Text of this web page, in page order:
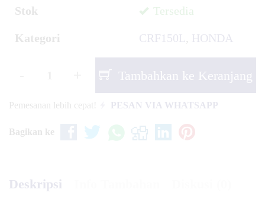
Stok Tersedia
Kategori CRF150L , HONDA
Tambahkan ke Keranjang
Pemesanan lebih cepat! PESAN VIA WHATSAPP
Bagikan ke
Deskripsi